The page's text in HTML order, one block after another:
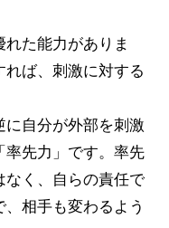
た能力がありま
ば、刺激に対する
に自分が外部を刺激
率先力」です。率先
なく、自らの責任で
相手も変わるよう